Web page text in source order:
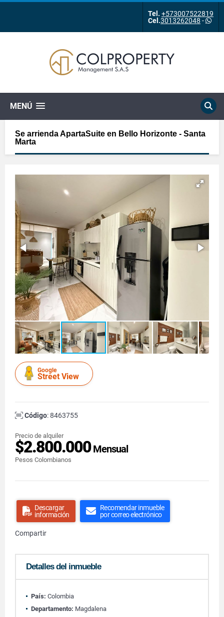
Tel. +573007522819
Cel.3013262048 -
MENÚ
Se arrienda ApartaSuite en Bello Horizonte - Santa
Marta
Google
Street View
Código: 8463755
Precio de alquiler
$2.800.000Mensual
Pesos Colombianos
Descargar
información
Recomendar inmueble
por correo electrónico
Compartir
Detalles del inmueble
País: Colombia
Departamento: Magdalena